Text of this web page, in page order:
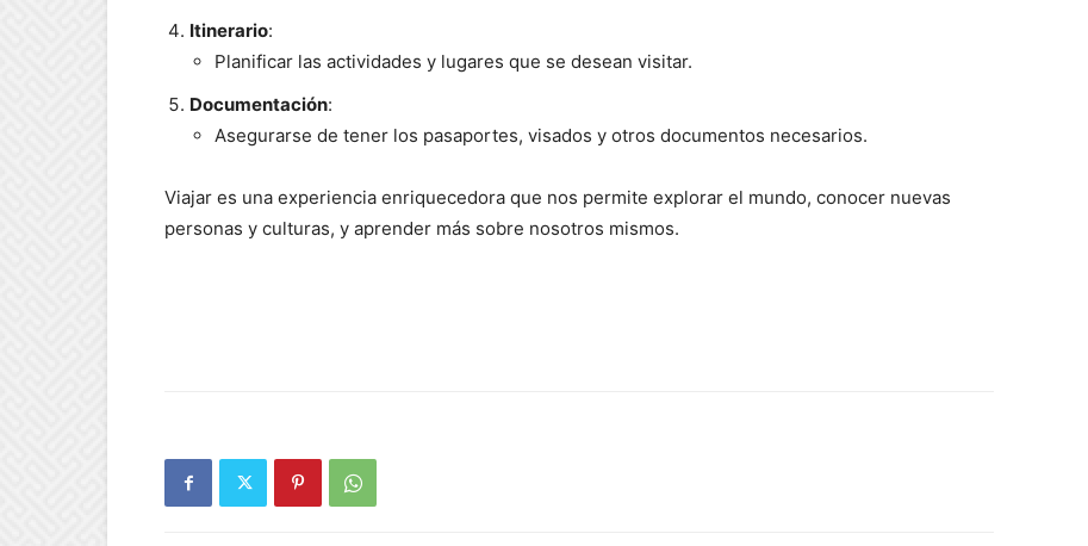
Itinerario:
Planificar las actividades y lugares que se desean visitar.
Documentación:
Asegurarse de tener los pasaportes, visados y otros documentos necesarios.
Viajar es una experiencia enriquecedora que nos permite explorar el mundo, conocer nuevas
personas y culturas, y aprender más sobre nosotros mismos.